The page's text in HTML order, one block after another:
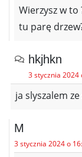
Wierzysz w to
tu parę
hkjhkn
3 stycznia 2024
ja slyszalem
M
3 stycznia 2024 o